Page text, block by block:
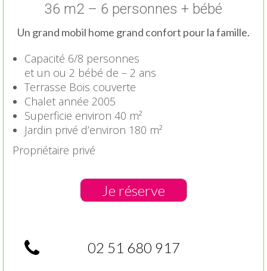
36 m2 – 6 personnes + bébé
Un grand mobil home grand confort pour la famille.
Capacité 6/8 personnes
et un ou 2 bébé de – 2 ans
Terrasse Bois couverte
Chalet année 2005
Superficie environ 40 m²
Jardin privé d’environ 180 m²
Propriétaire privé
Je réserve
02 51 680 917